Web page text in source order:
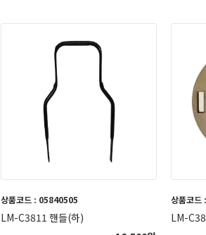
상품코드 : 05840505
LM-C3811 핸들(하)
상품코
LM-